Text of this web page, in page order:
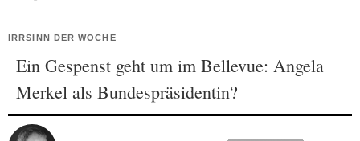
IRRSINN DER WOCHE
Ein Gespenst geht um im Bellevue: Angela
Merkel als Bundespräsidentin?